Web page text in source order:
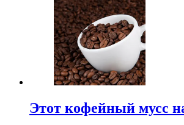
Этот кофейный мусс